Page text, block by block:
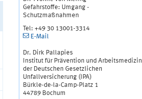
Gefahrstoffe: Umgang -
Schutzmaßnahmen
Tel: +49 30 13001-3314
E-Mail
Dr. Dirk Pallapies
Institut für Prävention und Arbeitsmedizin
der Deutschen Gesetzlichen
Unfallversicherung (IPA)
Bürkle-de-la-Camp-Platz 1
44789 Bochum